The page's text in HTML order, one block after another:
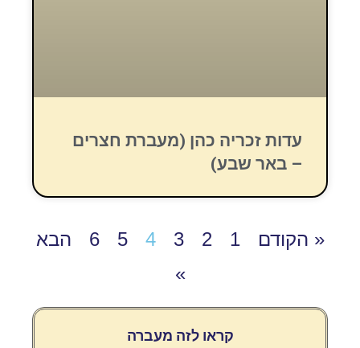
עדות זכריה כהן (מעברת חצרים
– באר שבע)
« הקודם 1
2
3
4
5
6
הבא
»
קראו לזה מעברה